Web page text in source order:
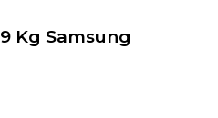
Kg Samsung